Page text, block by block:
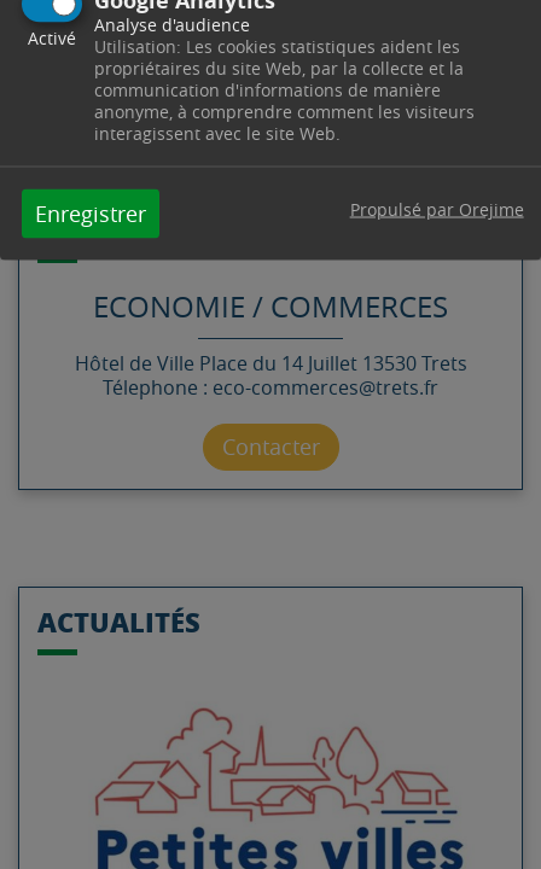
Activé
Analyse d'audience
Utilisation: Les cookies statistiques aident les
propriétaires du site Web, par la collecte et la
communication d'informations de manière
anonyme, à comprendre comment les visiteurs
interagissent avec le site Web.
Enregistrer Propulsé par Orejime
Provence le 30 juillet 2021, et la convention cadre
qui fixe le plan d’actions jusqu’en 2026 est prévu
pour signature en début 2023.
CONTACT
ECONOMIE / COMMERCES
Hôtel de Ville Place du 14 Juillet 13530 Trets
Télephone : eco-commerces@trets.fr
Contacter par mail
Contacter
ACTUALITÉS